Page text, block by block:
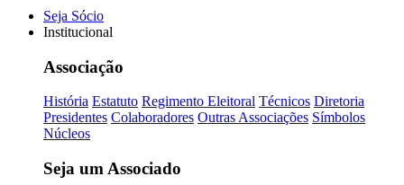
Seja Sócio
Institucional
Associação
História Estatuto Regimento Eleitoral Técnicos Diretoria
Presidentes Colaboradores Outras Associações Símbolos
Núcleos
Seja um Associado